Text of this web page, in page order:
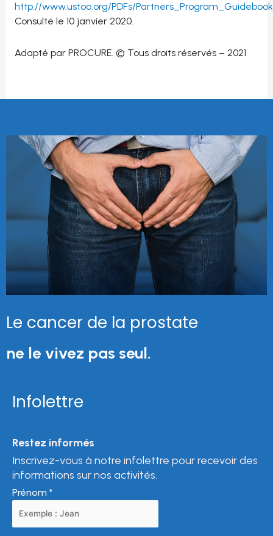
http://www.ustoo.org/PDFs/
Consulté le 10 janvier 2020.
Adapté par PROCURE. © Tous droits réservés – 2021
Le cancer de la prostate
ne le vivez pas seul.
Infolettre
Restez informés
Inscrivez-vous à notre infolettre pour recevoir des
informations sur nos activités.
Prénom *